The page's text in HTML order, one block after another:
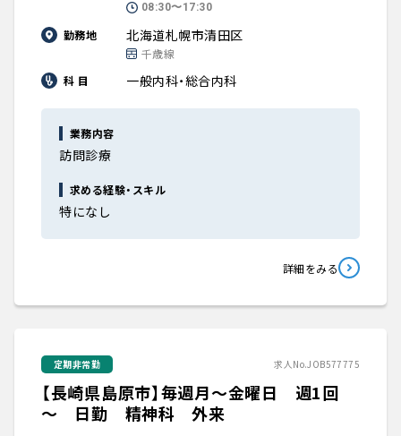
08:30〜17:30
勤務地 北海道札幌市清田区
千歳線
科 目
一般内科・総合内科
業務内容
訪問診療
求める経験・スキル
特になし
詳細をみる
定期非常勤 求人No.JOB577775
【長崎県島原市】毎週月～金曜日 週1回
～ 日勤 精神科 外来